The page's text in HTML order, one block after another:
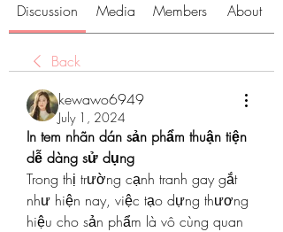
Discussion Media Members About
Back
kewawo6949
July 1, 2024
In tem nhãn dán sản phẩm thuận tiện
dễ dàng sử dụng
Trong thị trường cạnh tranh gay gắt
như hiện nay, việc tạo dựng thương
hiệu cho sản phẩm là vô cùng quan